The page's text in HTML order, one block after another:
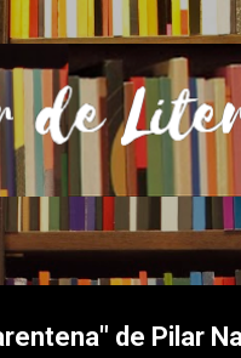
Ir
de Pilar